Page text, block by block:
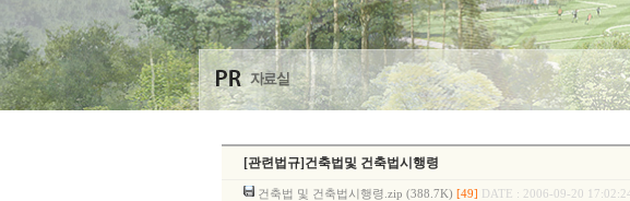
[관련법규]건축법및 건축법시행령
건축법 및 건축법시행령.zip (388.7K) [49] DATE : 2006-09-20